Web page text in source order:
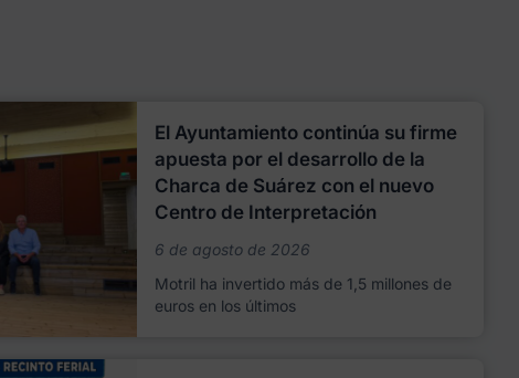
El Ayuntamiento continúa su firme
apuesta por el desarrollo de la
Charca de Suárez con el nuevo
Centro de Interpretación
6 de agosto de 2026
Motril ha invertido más de 1,5 millones de
euros en los últimos